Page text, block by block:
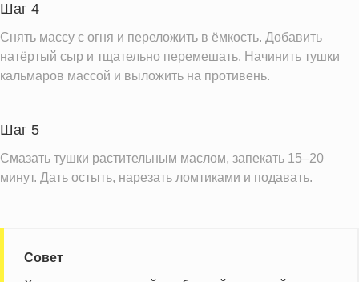
Шаг 4
Снять массу с огня и переложить в ёмкость. Добавить
натёртый сыр и тщательно перемешать. Начинить тушки
кальмаров массой и выложить на противень.
Шаг 5
Смазать тушки растительным маслом, запекать 15–20
минут. Дать остыть, нарезать ломтиками и подавать.
Совет